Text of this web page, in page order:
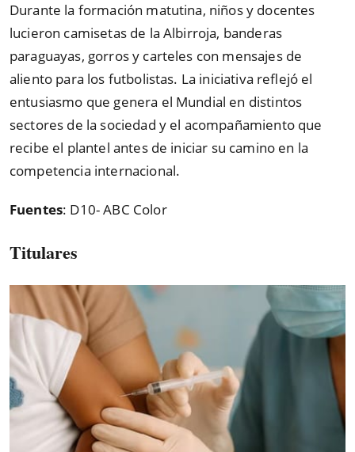
Durante la formación matutina, niños y docentes
lucieron camisetas de la Albirroja, banderas
paraguayas, gorros y carteles con mensajes de
aliento para los futbolistas. La iniciativa reflejó el
entusiasmo que genera el Mundial en distintos
sectores de la sociedad y el acompañamiento que
recibe el plantel antes de iniciar su camino en la
competencia internacional.
Fuentes: D10- ABC Color
Titulares